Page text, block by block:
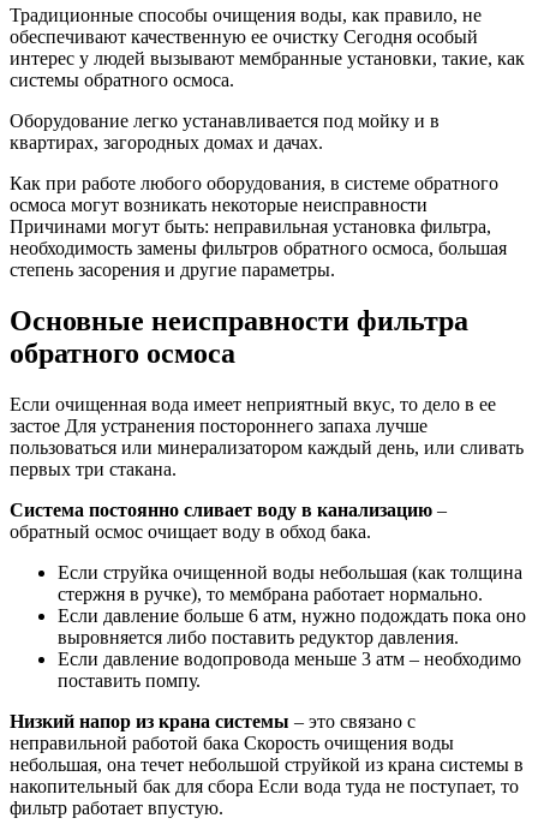
Традиционные способы очищения воды, как правило, не
обеспечивают качественную ее очистку Сегодня особый
интерес у людей вызывают мембранные установки, такие, как
системы обратного осмоса.
Оборудование легко устанавливается под мойку и в
квартирах, загородных домах и дачах.
Как при работе любого оборудования, в системе обратного
осмоса могут возникать некоторые неисправности
Причинами могут быть: неправильная установка фильтра,
необходимость замены фильтров обратного осмоса, большая
степень засорения и другие параметры.
Основные неисправности фильтра
обратного осмоса
Если очищенная вода имеет неприятный вкус, то дело в ее
застое Для устранения постороннего запаха лучше
пользоваться или минерализатором каждый день, или сливать
первых три стакана.
Система постоянно сливает воду в канализацию –
обратный осмос очищает воду в обход бака.
Если струйка очищенной воды небольшая (как толщина
стержня в ручке), то мембрана работает нормально.
Если давление больше 6 атм, нужно подождать пока оно
выровняется либо поставить редуктор давления.
Если давление водопровода меньше 3 атм – необходимо
поставить помпу.
Низкий напор из крана системы – это связано с
неправильной работой бака Скорость очищения воды
небольшая, она течет небольшой струйкой из крана системы в
накопительный бак для сбора Если вода туда не поступает, то
фильтр работает впустую.